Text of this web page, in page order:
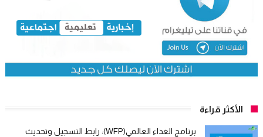
الأكثر قراءة
برنامج الغذاء العالمي(WFP): رابط التسجيل وتحديث